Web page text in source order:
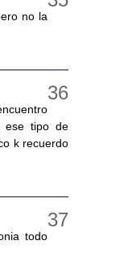
no la
ese tipo de
k recuerdo
todo